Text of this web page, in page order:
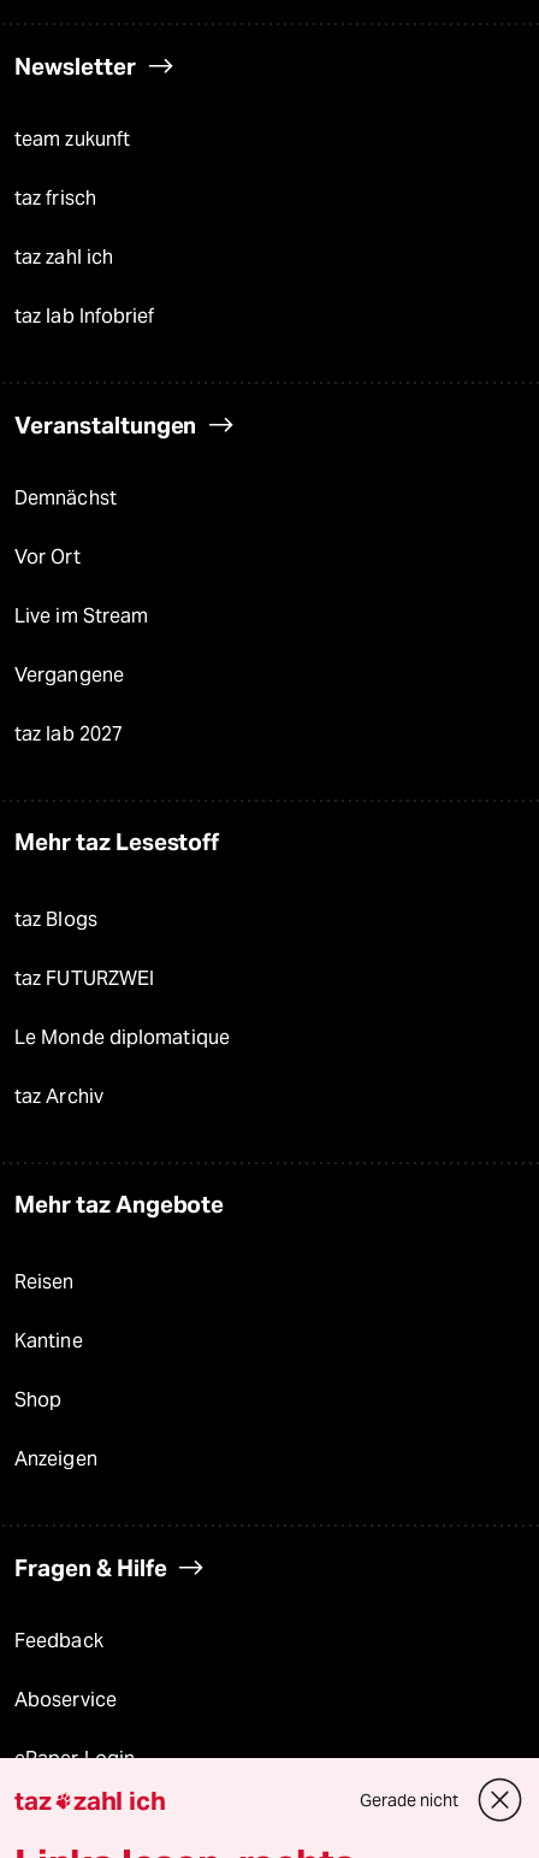
Newsletter
team zukunft
taz frisch
taz zahl ich
taz lab Infobrief
Veranstaltungen
Demnächst
Vor Ort
Live im Stream
Vergangene
taz lab 2027
Mehr taz Lesestoff
taz Blogs
taz FUTURZWEI
Le Monde diplomatique
taz Archiv
Mehr taz Angebote
Reisen
Kantine
Shop
Anzeigen
Fragen & Hilfe
Feedback
Aboservice
ePaper Login
Downloads für Abonnierende
taz zahl ich Gerade nicht